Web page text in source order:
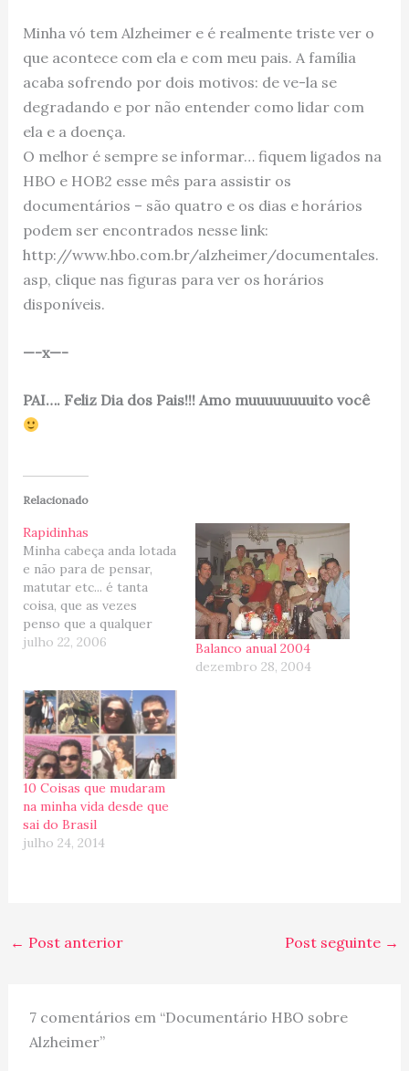
Minha vó tem Alzheimer e é realmente triste ver o
que acontece com ela e com meu pais. A família
acaba sofrendo por dois motivos: de ve-la se
degradando e por não entender como lidar com
ela e a doença.
O melhor é sempre se informar… fiquem ligados na
HBO e HOB2 esse mês para assistir os
documentários – são quatro e os dias e horários
podem ser encontrados nesse link:
http://www.hbo.com.br/alzheimer/documentales.
asp, clique nas figuras para ver os horários
disponíveis.
—-x—-
PAI…. Feliz Dia dos Pais!!! Amo muuuuuuuuito você
Relacionado
Rapidinhas
Minha cabeça anda lotada
e não para de pensar,
matutar etc... é tanta
coisa, que as vezes
penso que a qualquer
momento vai dar uma
coisas que estive
pensando nessa semana...
:arrow: Esse negócio da
guerra no Oriente Médio
me deixa nervosa... NÃO
É…
julho 22, 2006
Balanco anual 2004
dezembro 28, 2004
10 Coisas que mudaram
na minha vida desde que
sai do Brasil
julho 24, 2014
← Post anterior Post seguinte →
7 comentários em “Documentário HBO sobre
Alzheimer”